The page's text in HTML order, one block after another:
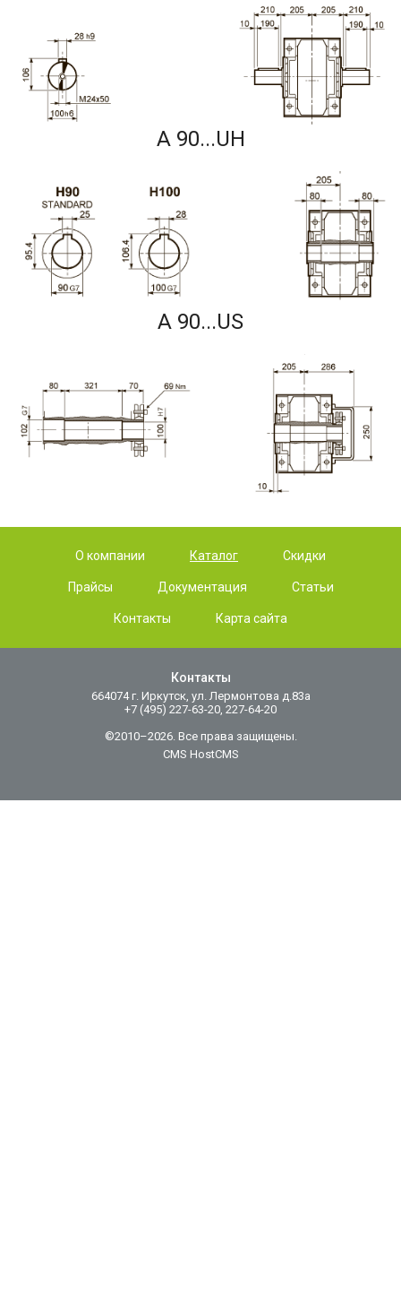
A 90...UH
A 90...US
О компании Каталог Скидки
Прайсы Документация Статьи
Контакты Карта сайта
Контакты
664074 г. Иркутск, ул. Лермонтова д.83а
+7 (495) 227-63-20, 227-64-20
©2010–2026. Все права защищены.
CMS HostCMS